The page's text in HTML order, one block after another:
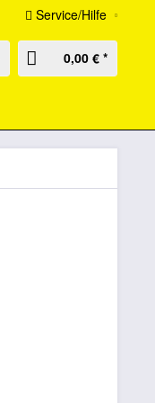
Service/Hilfe
0,00 € *